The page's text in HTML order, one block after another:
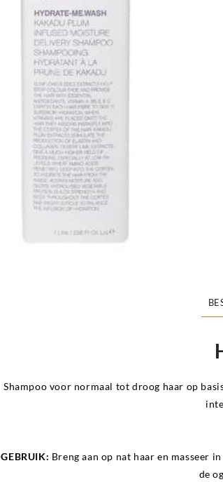
Shampoo voor normaal tot droog haar op
GEBRUIK: Breng aan op nat haar en masseer
de